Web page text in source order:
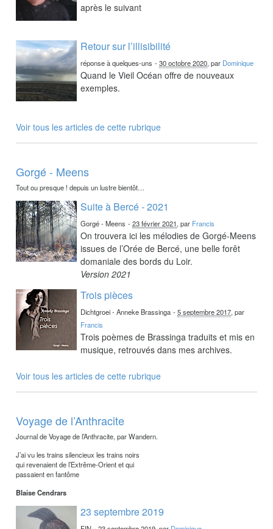
après le suivant
Retour sur l’illisibilité
réponse à quelques-uns -30 octobre 2020, par Dominique
Quand le Vieil Océan offre de nouveaux
exemples.
Voir tous les articles de cette rubrique
Gorgé - Meens
Tout ou presque ! depuis un lustre bientôt…
Suite à Bercé - 2021
Gorgé - Meens -23 février 2021, par Francis
On trouvera ici les mélodies de Gorgé-Meens
issues de l’Orée de Bercé, une belle forêt
domaniale des bords du Loir.
Version 2021
Trois pièces
Dichtgroei - Anneke Brassinga -5 septembre 2017, par
Francis
Trois poèmes de Brassinga traduits et mis en
musique, retrouvés dans mes archives.
Voir tous les articles de cette rubrique
Voyage de l’Anthracite
Journal de Voyage de l’Anthracite, par Wandern.
J’ai vu les trains silencieux les trains noirs
qui revenaient de l’Extrême-Orient et qui
passaient en fantôme
Blaise Cendrars
23 septembre 2019